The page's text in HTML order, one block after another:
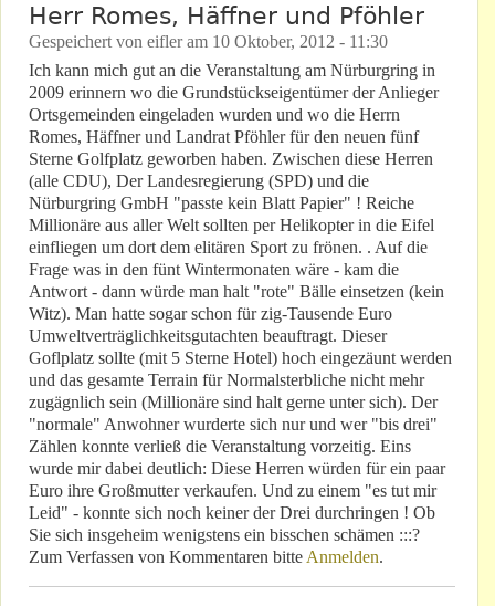
Herr Romes, Häffner und Pföhler
Gespeichert von eifleram 10 Oktober, 2012 - 11:30
Ich kann mich gut an die Veranstaltung am Nürburgring in
2009 erinnern wo die Grundstückseigentümer der Anlieger
Ortsgemeinden eingeladen wurden und wo die Herrn
Romes, Häffner und Landrat Pföhler für den neuen fünf
Sterne Golfplatz geworben haben. Zwischen diese Herren
(alle CDU), Der Landesregierung (SPD) und die
Nürburgring GmbH "passte kein Blatt Papier" ! Reiche
Millionäre aus aller Welt sollten per Helikopter in die Eifel
einfliegen um dort dem elitären Sport zu frönen. . Auf die
Frage was in den fünt Wintermonaten wäre - kam die
Antwort - dann würde man halt "rote" Bälle einsetzen (kein
Witz). Man hatte sogar schon für zig-Tausende Euro
Umweltverträglichkeitsgutachten beauftragt. Dieser
Goflplatz sollte (mit 5 Sterne Hotel) hoch eingezäunt werden
und das gesamte Terrain für Normalsterbliche nicht mehr
zugägnlich sein (Millionäre sind halt gerne unter sich). Der
"normale" Anwohner wurderte sich nur und wer "bis drei"
Zählen konnte verließ die Veranstaltung vorzeitig. Eins
wurde mir dabei deutlich: Diese Herren würden für ein paar
Euro ihre Großmutter verkaufen. Und zu einem "es tut mir
Leid" - konnte sich noch keiner der Drei durchringen ! Ob
Sie sich insgeheim wenigstens ein bisschen schämen :::?
Zum Verfassen von Kommentaren bitte Anmelden.